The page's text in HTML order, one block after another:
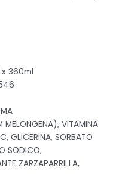
x 360ml
MELONGENA), VITAMINA
GLICERINA, SORBATO
SODICO,
ZARZAPARRILLA,